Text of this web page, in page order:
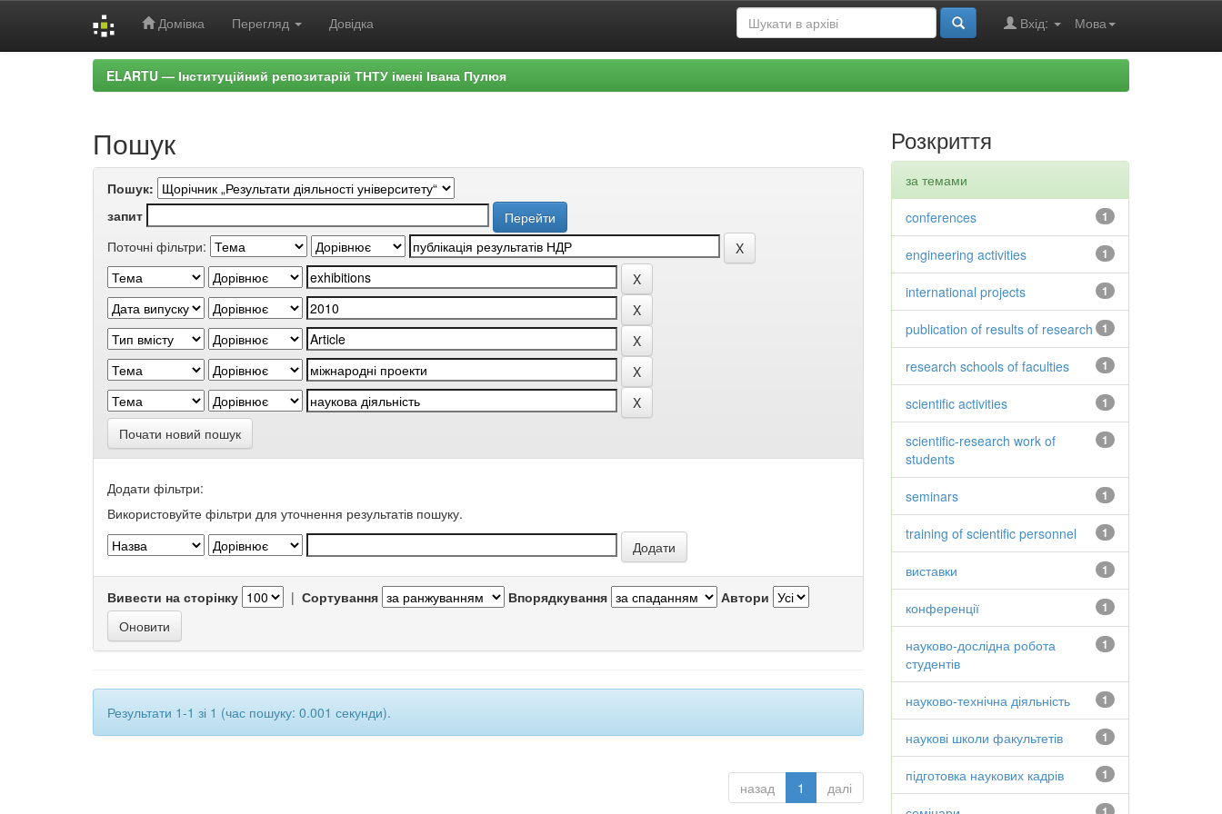
Домівка Перегляд Довідка Мова
Вхід:
ELARTU — Інституційний репозитарій ТНТУ імені Івана Пулюя
Пошук
Пошук:
запит
Поточні фільтри:
Почати новий пошук
Додати фільтри:
Використовуйте фільтри для уточнення результатів пошуку.
Вивести на сторінку | Сортування Впорядкування Автори
Результати 1-1 зі 1 (час пошуку: 0.001 секунди).
назад 1 далі
Розкриття
за темами
1
conferences
1
engineering activities
1
international projects
1
publication of results of research
1
research schools of faculties
1
scientific activities
1
scientific-research work of
students
1
seminars
1
training of scientific personnel
1
виставки
1
конференції
1
науково-дослідна робота
студентів
1
науково-технічна діяльність
1
наукові школи факультетів
1
підготовка наукових кадрів